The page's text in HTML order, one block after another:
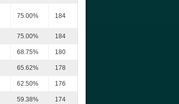
75.00% 184
75.00% 184
68.75% 180
65.62% 178
62.50% 176
59.38% 174